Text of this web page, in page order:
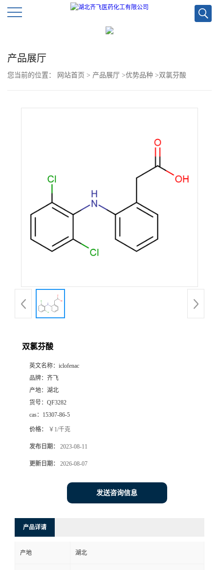
司
页
态
联
系
产品展厅
您当前的位置： 网站首页 > 产品展厅 >优势品种 >双氯芬酸
双氯芬酸
英文名称： iclofenac
品牌： 齐飞
产地： 湖北
货号： QF3282
cas： 15307-86-5
价格： ￥1/千克
发布日期： 2023-08-11
更新日期： 2026-08-07
发送咨询信息
产品详请
产地 湖北